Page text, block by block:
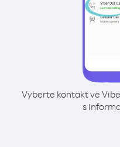
Vyberte kontakt ve
s